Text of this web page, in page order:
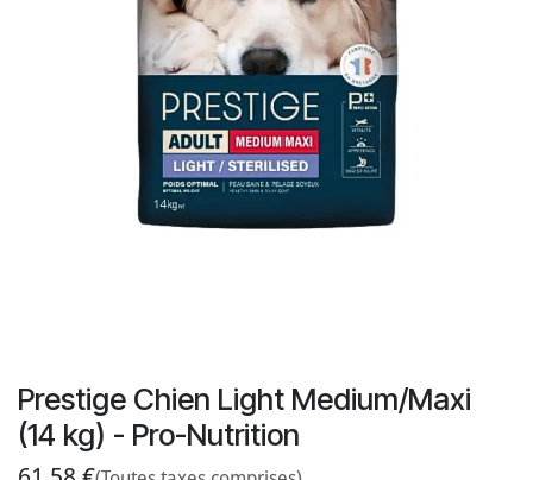
Prestige Chien Light Medium/Maxi
(14 kg) - Pro-Nutrition